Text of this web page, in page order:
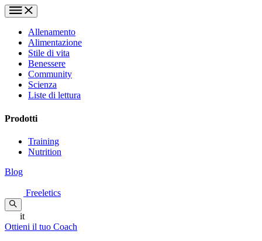
Allenamento
Alimentazione
Stile di vita
Benessere
Community
Scienza
Liste di lettura
Prodotti
Training
Nutrition
Blog
Freeletics
it
Ottieni il tuo Coach